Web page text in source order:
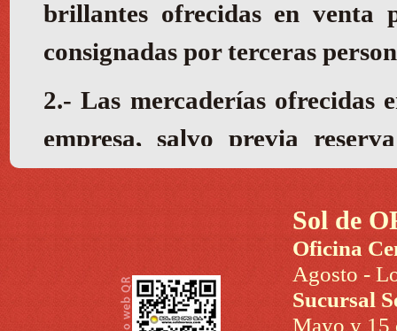
Sol de
Oficina
Agosto -
Sucursal
Mayo y 15